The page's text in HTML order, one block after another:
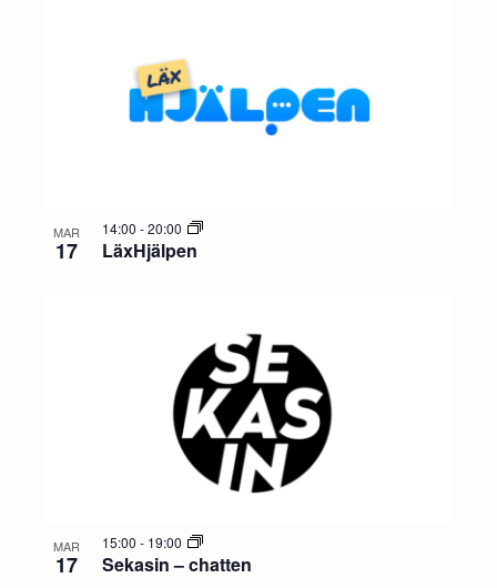
MAR
17 LäxHjälpen
14:00 -20:00
MAR
17 Sekasin – chatten
15:00 - 19:00